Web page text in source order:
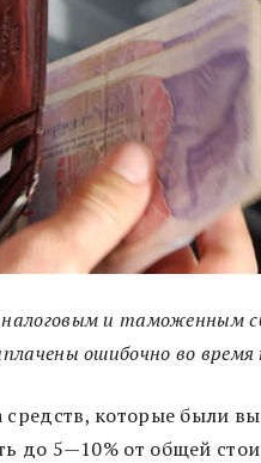
и таможенным
ошибочно во
которые были
до 5—10% от общей